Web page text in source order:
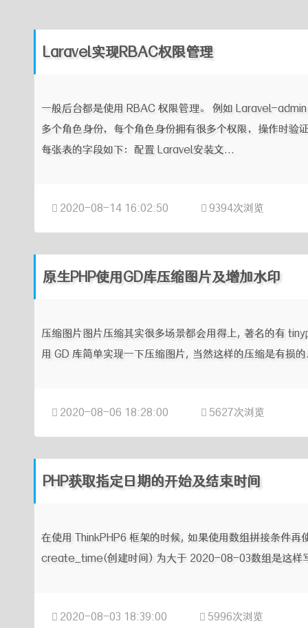
Laravel实现RBAC权限管理
一般后台都是使用 RBAC 权限管理。 例如 Laravel-
多个角色身份，每个角色身份拥有很多个权限，操作时验
每张表的字段如下：配置 Laravel安装文...
2020-08-14 16:02:50 9394次浏览
原生PHP使用GD库压缩图片及增加水印
压缩图片图片压缩其实很多场景都会用得上, 著名的有
用 GD 库简单实现一下压缩图片, 当然这样的压缩是有
2020-08-06 18:28:00 5627次浏览
PHP获取指定日期的开始及结束时间
在使用 ThinkPHP6 框架的时候, 如果使用数组拼接条件
create_time(创建时间) 为大于 2020-08-03数组是这
2020-08-03 18:39:00 5996次浏览